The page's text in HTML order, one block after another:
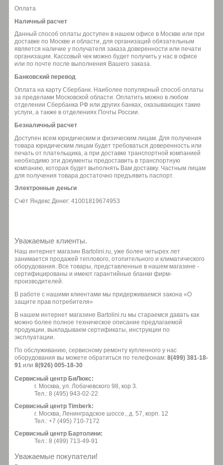
Оплата
Наличный расчет
Данный способ оплаты доступен в нашем офисе в Москве или при
доставке по Москве и области, для организаций обязательным
является наличие у получателя заказа доверенности или печати
организации. Кассовый чек можно будет получить у нас в офисе
или по почте после выполнения Вашего заказа.
Банковский перевод
Оплата на карту Сбербанк. Наиболее популярный способ оплаты
за пределами Московской области. Оплатить можно в любом
отделении Сбербанка РФ или других банках, оказывающих такие
услуги, а также в отделениях Почты России.
Безналичный расчет
Доступен всем юридическим и физическим лицам. Для получения
товара юридическим лицам будет требоваться доверенность или
печать от плательщика, а при доставке транспортной компанией
необходимо эти документы предоставить в транспортную
компанию, которая будет выполнять Вам доставку. Частным лицам
для получения товара достаточно предъявить паспорт.
Электронные деньги
Счёт Яндекс Денег: 41001819674953
Уважаемые клиенты.
Наш интернет магазин Bartolini.ru, уже более четырех лет
занимается продажей теплового, отопительного и климатического
оборудования. Все товары, представленные в нашем магазине -
сертифицированы и имеют гарантийные бланки фирм-
производителей.
В работе с нашими клиентами мы придерживаемся закона «О
защите прав потребителя»
В нашем интернет магазине Bartolini.ru мы стараемся давать как
можно более полное техническое описание предлагаемой
продукции, выкладываем сертификаты, инструкции по
эксплуатации.
По обслуживанию, сервисному ремонту купленного у нас
оборудования вы можете обратиться по телефонам: 8(499) 381-18-
91 или 8(926) 005-18-30
Сервисный центр БиЛюкс:
г. Москва, ул. Лобачевского 98, кор 3.
Тел.: 8 (495) 943-02-22
Сервисный центр Timberk:
г. Москва, Ленинградское шоссе., д. 57, корп. 12
Тел.: +7 (495) 710-7172
Сервисный центр Бартолини:
Тел.: 8 (499) 713-49-91
Уважаемые покупатели!